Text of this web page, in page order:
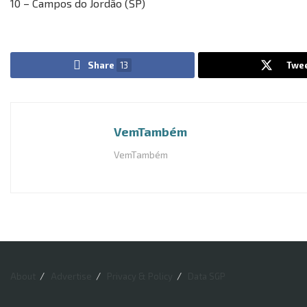
10 – Campos do Jordão (SP)
Share 13
VemTambém
VemTambém